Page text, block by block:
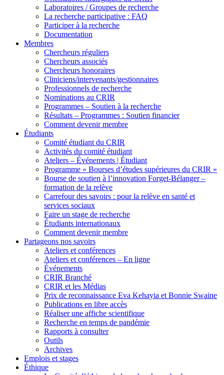
Laboratoires / Groupes de recherche
La recherche participative : FAQ
Participer à la recherche
Documentation
Membres
Chercheurs réguliers
Chercheurs associés
Chercheurs honoraires
Cliniciens/intervenants/gestionnaires
Professionnels de recherche
Nominations au CRIR
Programmes – Soutien à la recherche
Résultats – Programmes : Soutien financier
Comment devenir membre
Étudiants
Comité étudiant du CRIR
Activités du comité étudiant
Ateliers – Événements | Étudiant
Programme « Bourses d’études supérieures du CRIR »
Bourse de soutien à l’innovation Forget-Bélanger –
formation de la relève
Carrefour des savoirs : pour la relève en santé et
services sociaux
Faire un stage de recherche
Étudiants internationaux
Comment devenir membre
Partageons nos savoirs
Ateliers et conférences
Ateliers et conférences – En ligne
Événements
CRIR Branché
CRIR et les Médias
Prix de reconnaissance Eva Kehayia et Bonnie Swaine
Publications en libre accès
Réaliser une affiche scientifique
Recherche en temps de pandémie
Rapports à consulter
Outils
Archives
Emplois et stages
Éthique